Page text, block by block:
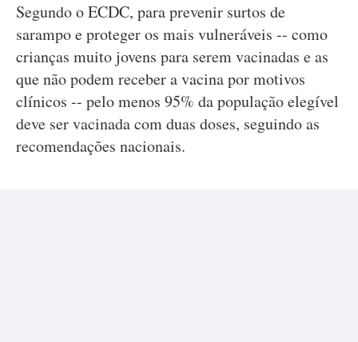
Segundo o ECDC, para prevenir surtos de
sarampo e proteger os mais vulneráveis -- como
crianças muito jovens para serem vacinadas e as
que não podem receber a vacina por motivos
clínicos -- pelo menos 95% da população elegível
deve ser vacinada com duas doses, seguindo as
recomendações nacionais.